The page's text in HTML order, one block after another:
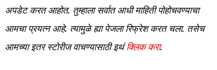
अपडेट करत आहोत. तुम्हाला सर्वात आधी माहिती पोहोचवण्याचा
आमचा प्रयत्न आहे. त्यामुळे ह्या पेजला रिफ्रेश करत चला. तसेच
आमच्या इतर स्टोरीज वाचण्यासाठी इथंक्लिक करा.